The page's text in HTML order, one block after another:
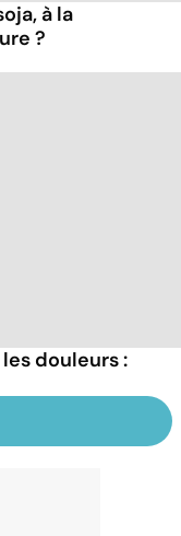
à la
?
douleurs :